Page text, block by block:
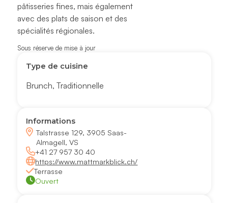
pâtisseries fines, mais également
avec des plats de saison et des
spécialités régionales.
Sous réserve de mise à jour
Type de cuisine
Brunch,Traditionnelle
Informations
Talstrasse 129, 3905 Saas-
Almagell, VS
+41 27 957 30 40
https://www.mattmarkblick.ch/
Terrasse
Ouvert